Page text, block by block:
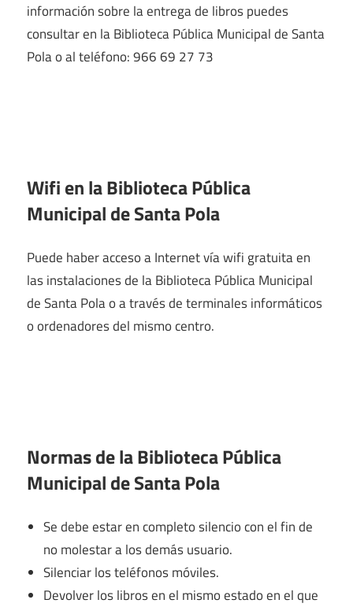
información sobre la entrega de libros puedes
consultar en la Biblioteca Pública Municipal de Santa
Pola o al teléfono: 966 69 27 73
Wifi en laBiblioteca Pública
Municipal de Santa Pola
Puede haber acceso a Internet vía wifi gratuita en
las instalaciones de la Biblioteca Pública Municipal
de Santa Pola o a través de terminales informáticos
o ordenadores del mismo centro.
Normas de la Biblioteca Pública
Municipal de Santa Pola
Se debe estar en completo silencio con el fin de
no molestar a los demás usuario.
Silenciar los teléfonos móviles.
Devolver los libros en el mismo estado en el que